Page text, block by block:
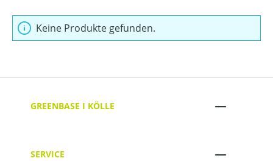
Keine Produkte gefunden.
GREENBASE I KÖLLE
SERVICE